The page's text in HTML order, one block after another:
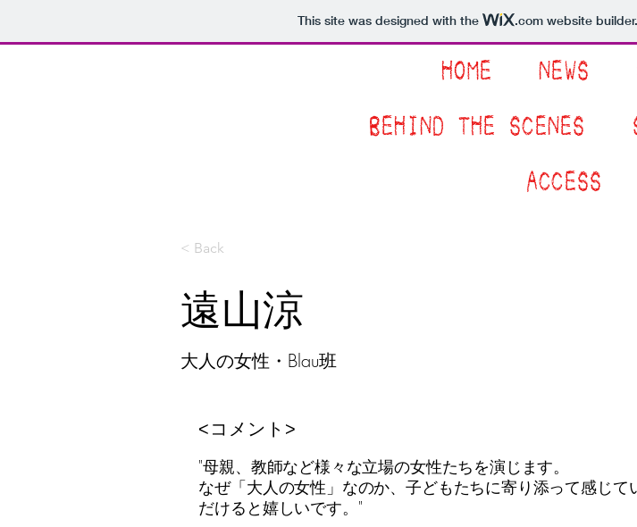
This site was designed with the .comwebsite
HOME NEWS
BEHIND THE SCENES
ACCESS
< Back
遠山涼
大人の女性・Blau班
<​コメント>
"母親、教師など様々な立場の女性たちを演じます。
なぜ「大人の女性」なのか、子どもたちに寄り添って感じて
だけると嬉しいです。"